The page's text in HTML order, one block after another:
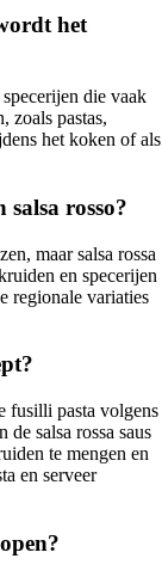
het
die vaak
zoals pastas,
het koken of als
salsa rosso?
maar salsa rossa
en specerijen
regionale variaties
fusilli pasta volgens
salsa rossa saus
te mengen en
en serveer